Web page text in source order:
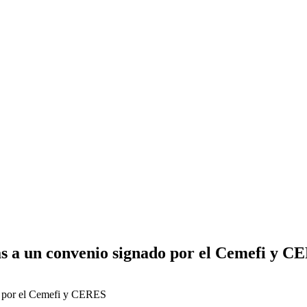
un convenio signado por el Cemefi y